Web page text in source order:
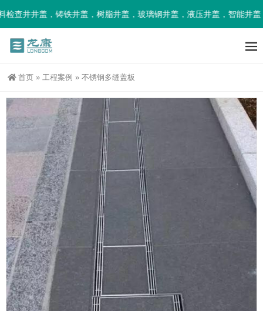
井井盖，铸铁井盖，树脂井盖，玻璃钢井盖，液压井盖，智能井盖
首页 » 工程案例 » 不锈钢多缝盖板